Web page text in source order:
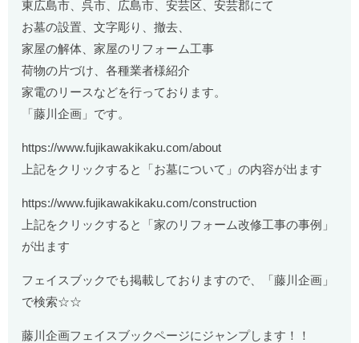
東広島市、呉市、広島市、安芸区、安芸郡にて
お墓の設置、文字彫り、撤去、
家屋の解体、家屋のリフォーム工事
荷物の片づけ、各種業者様紹介
家電のリースなどを行っております。
「藤川企画」です。
https://www.fujikawakikaku.com/about
上記をクリックすると「お墓について」の内容が出ます
https://www.fujikawakikaku.com/construction
上記をクリックすると「家のリフォーム改修工事の事例」
が出ます
フェイスブックでも掲載しておりますので、「藤川企画」
で検索☆☆
藤川企画フェイスブックページにジャンプします！！